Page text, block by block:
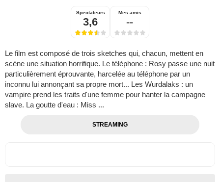
Spectateurs
3,6
Mes amis
--
Le film est composé de trois sketches qui, chacun, mettent en
scène une situation horrifique. Le téléphone : Rosy passe une nuit
particulièrement éprouvante, harcelée au téléphone par un
inconnu lui annonçant sa propre mort... Les Wurdalaks : un
vampire prend les traits d'une femme pour hanter la campagne
slave. La goutte d'eau : Miss ...
STREAMING